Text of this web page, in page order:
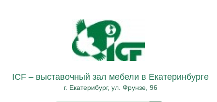
ICF – выставочный зал мебели в Екатеринбурге
г. Екатерибург, ул. Фрунзе, 96